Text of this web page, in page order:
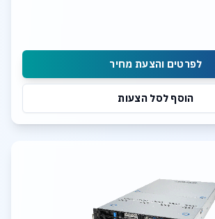
לפרטים והצעת מחיר
הוסף לסל הצעות